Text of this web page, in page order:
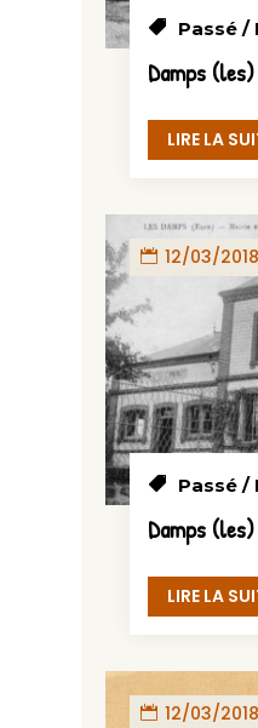
Passé /
LIRE LA
12/03/2018
Passé /
Damps
LIRE LA
12/03/2018